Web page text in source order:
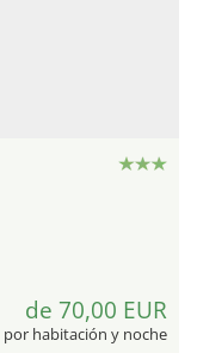
de 70,00 EUR
por habitación y noche